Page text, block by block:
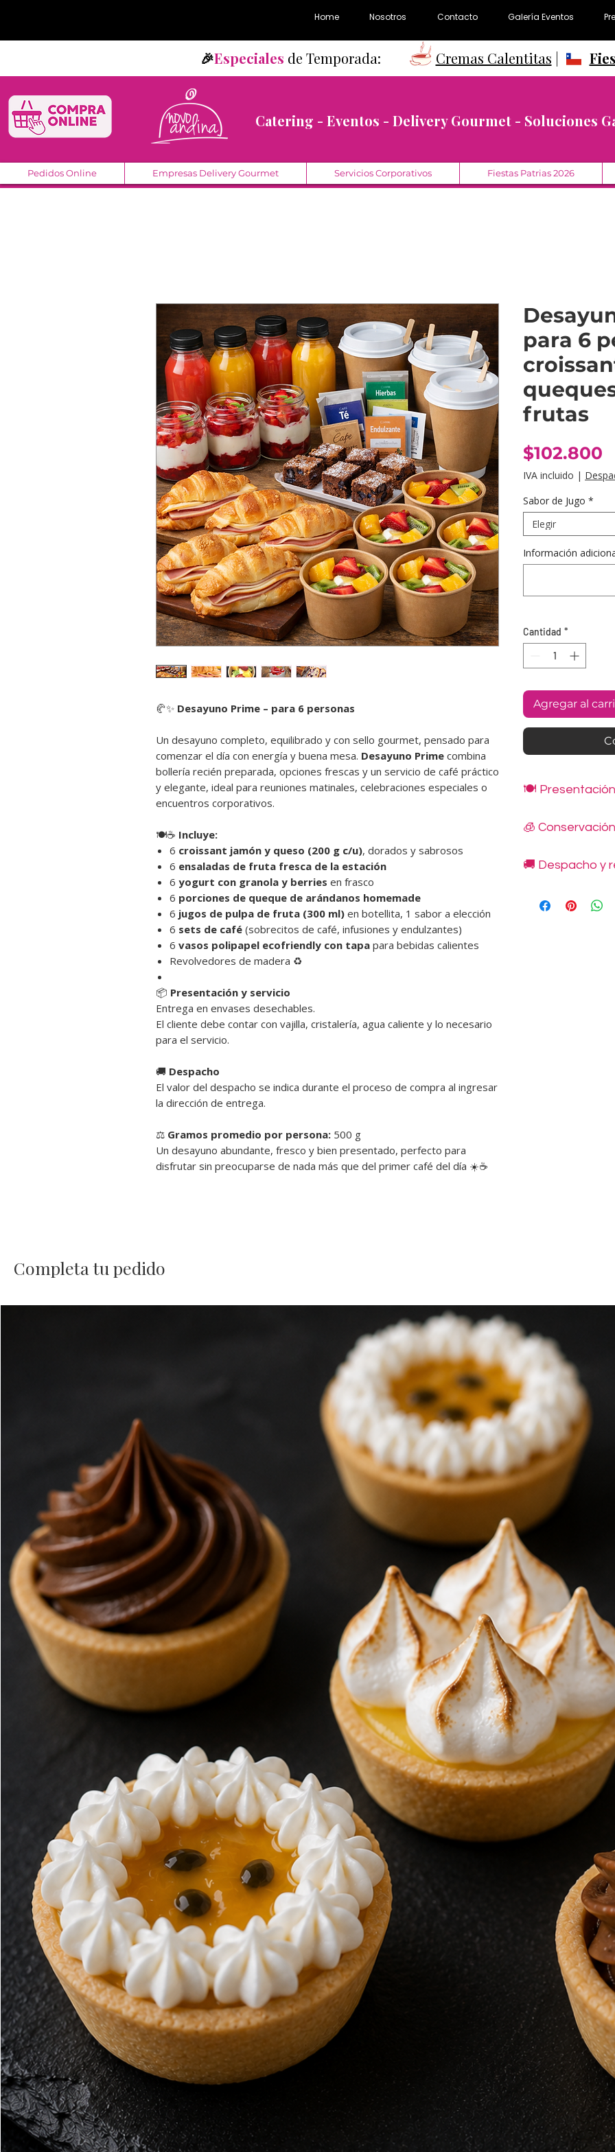
Home Nosotros Contacto Galería Eventos
🎉Especiales de Temporada: Cremas Calentitas
Catering - Eventos - Delivery Gourmet - Soluciones
Pedidos Online Empresas Delivery Gourmet Servicios Corporativos Fiestas Patrias 2026
🥐✨ Desayuno Prime – para 6 personas
Un desayuno completo, equilibrado y con sello gourmet, pensado para
comenzar el día con energía y buena mesa. Desayuno Prime combina
bollería recién preparada, opciones frescas y un servicio de café práctico
y elegante, ideal para reuniones matinales, celebraciones especiales o
encuentros corporativos.
🍽️☕ Incluye:
6 croissant jamón y queso (200 g c/u), dorados y sabrosos
6 ensaladas de fruta fresca de la estación
6 yogurt con granola y berries en frasco
6 porciones de queque de arándanos homemade
6 jugos de pulpa de fruta (300 ml) en botellita, 1 sabor a elección
6 sets de café (sobrecitos de café, infusiones y endulzantes)
6 vasos polipapel ecofriendly con tapa para bebidas calientes
Revolvedores de madera ♻️
📦 Presentación y servicio
Entrega en envases desechables.
El cliente debe contar con vajilla, cristalería, agua caliente y lo necesario
para el servicio.
🚚 Despacho
El valor del despacho se indica durante el proceso de compra al ingresar
la dirección de entrega.
⚖️ Gramos promedio por persona: 500 g
Un desayuno abundante, fresco y bien presentado, perfecto para
disfrutar sin preocuparse de nada más que del primer café del día ☀️☕
para 6
frutas
$102.800
IVA incluido |
Sabor de Jugo *
Elegir
Información
Cantidad *
Agregar al
🍽️ Presentación
y/o sellados al
caliente, leche y los
servicio en sala.
🧊 Conservación
Duración: hasta 3
Una vez abierto,
Se sugiere antes
🚚 Despacho y
indicadas en
Completa tu pedido